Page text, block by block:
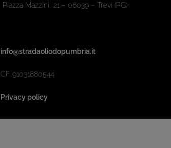
Piazza Mazzini, 21 – 06039 – Trevi (PG)
info@stradaoliodopumbria.it
CF. 91031880544
Privacy policy